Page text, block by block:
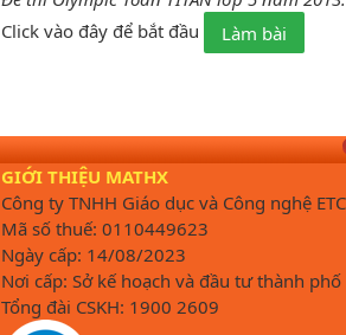
Click vào đây để bắt đầu
Làm bài
GIỚI THIỆU MATHX
Công ty TNHH Giáo dục và Công nghệ ETC
Mã số thuế: 0110449623
Ngày cấp: 14/08/2023
Nơi cấp: Sở kế hoạch và đầu tư thành phố
Tổng đài CSKH: 1900 2609